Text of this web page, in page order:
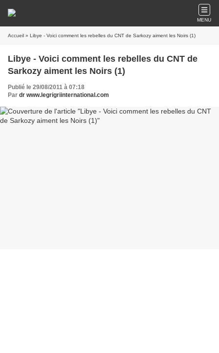
MENU
Accueil » Libye - Voici comment les rebelles du CNT de Sarkozy aiment les Noirs (1)
Libye - Voici comment les rebelles du CNT de
Sarkozy aiment les Noirs (1)
Publié le 29/08/2011 à 07:18
Par dr www.legrigriinternational.com